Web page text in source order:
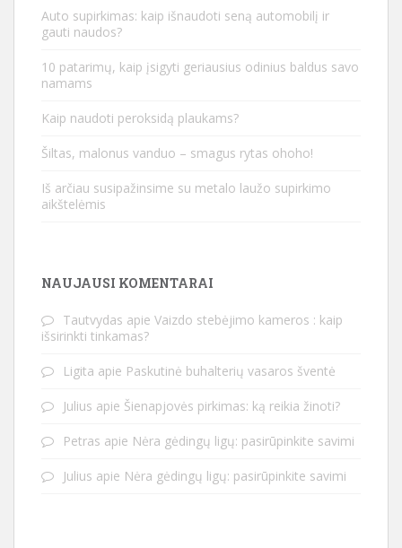
Auto supirkimas: kaip išnaudoti seną automobilį ir
gauti naudos?
10 patarimų, kaip įsigyti geriausius odinius baldus savo
namams
Kaip naudoti peroksidą plaukams?
Šiltas, malonus vanduo – smagus rytas ohoho!
Iš arčiau susipažinsime su metalo laužo supirkimo
aikštelėmis
NAUJAUSI KOMENTARAI
Tautvydas apie Vaizdo stebėjimo kameros : kaip
išsirinkti tinkamas?
Ligita apie Paskutinė buhalterių vasaros šventė
Julius apie Šienapjovės pirkimas: ką reikia žinoti?
Petras apie Nėra gėdingų ligų: pasirūpinkite savimi
Julius apie Nėra gėdingų ligų: pasirūpinkite savimi